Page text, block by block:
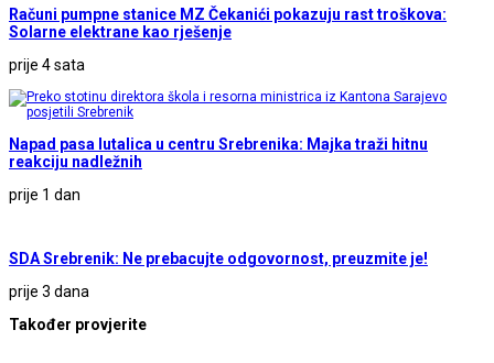
Računi pumpne stanice MZ Čekanići pokazuju rast troškova:
Solarne elektrane kao rješenje
prije 4 sata
Napad pasa lutalica u centru Srebrenika: Majka traži hitnu
reakciju nadležnih
prije 1 dan
SDA Srebrenik: Ne prebacujte odgovornost, preuzmite je!
prije 3 dana
Također provjerite